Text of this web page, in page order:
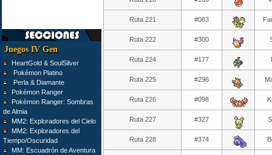
Juegos IV Gen
HeartGold & SoulSilver
Pokémon Platino
Perla & Diamante
Pokémon Ranger
Pokémon Ranger: Sombras
de Almia
MM2: Exploradores del Cielo
MM2: Exploradores del
Tiempo/Oscuridad
MM: Escuadrón de Aventura
Ruta 221 #083
Ruta 222 #300
Ruta 224 #177
Ruta 225 #296
Ruta 226 #098
Ruta 227 #327
Ruta 228 #374